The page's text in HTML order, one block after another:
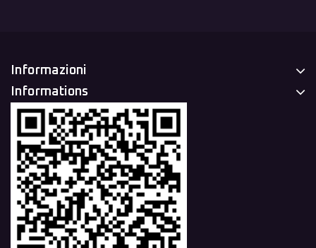
Informazioni
Informations